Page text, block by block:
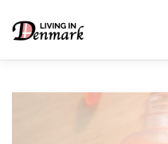
– 生活便利帳